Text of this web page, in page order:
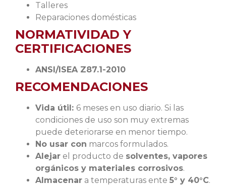
Talleres
Reparaciones domésticas
NORMATIVIDAD Y
CERTIFICACIONES
ANSI/ISEA Z87.1-2010
RECOMENDACIONES
Vida útil: 6 meses en uso diario. Si las
condiciones de uso son muy extremas
puede deteriorarse en menor tiempo.
No usar con marcos formulados.
Alejar el producto de solventes, vapores
orgánicos y materiales corrosivos.
Almacenar a temperaturas ente 5° y 40°C.